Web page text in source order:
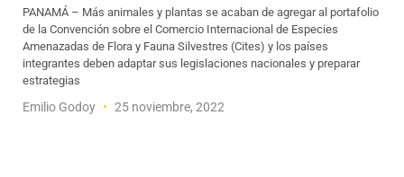
PANAMÁ – Más animales y plantas se acaban de agregar al portafolio
de la Convención sobre el Comercio Internacional de Especies
Amenazadas de Flora y Fauna Silvestres (Cites) y los países
integrantes deben adaptar sus legislaciones nacionales y preparar
estrategias
Emilio Godoy 25 noviembre, 2022